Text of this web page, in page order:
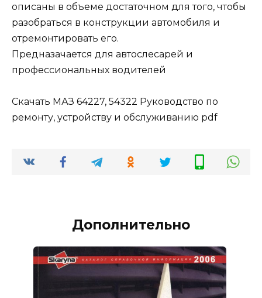
описаны в объеме достаточном для того, чтобы
разобраться в конструкции автомобиля и
отремонтировать его.
Предназачается для автослесарей и
профессиональных водителей
Скачать МАЗ 64227, 54322 Руководство по
ремонту, устройству и обслуживанию pdf
Дополнительно